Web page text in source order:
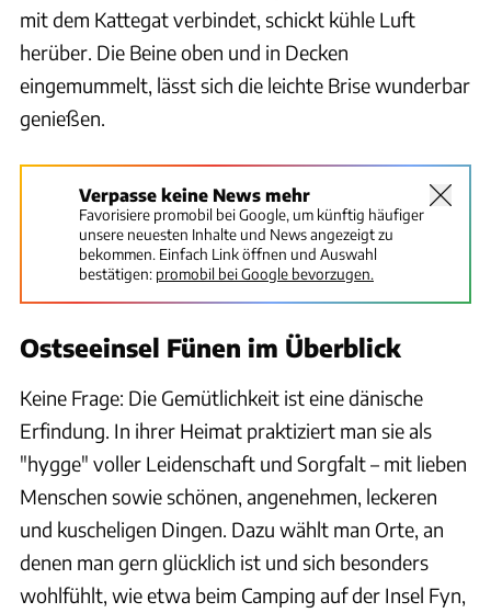
mit dem Kattegat verbindet, schickt kühle Luft
herüber. Die Beine oben und in Decken
eingemummelt, lässt sich die leichte Brise wunderbar
genießen.
Verpasse keine News mehr
Favorisiere promobil bei Google, um künftig häufiger
unsere neuesten Inhalte und News angezeigt zu
bekommen. Einfach Link öffnen und Auswahl
bestätigen: promobil bei Google bevorzugen.
Ostseeinsel Fünen im Überblick
Keine Frage: Die Gemütlichkeit ist eine dänische
Erfindung. In ihrer Heimat praktiziert man sie als
"hygge" voller Leidenschaft und Sorgfalt – mit lieben
Menschen sowie schönen, angenehmen, leckeren
und kuscheligen Dingen. Dazu wählt man Orte, an
denen man gern glücklich ist und sich besonders
wohlfühlt, wie etwa beim Camping auf der Insel Fyn,